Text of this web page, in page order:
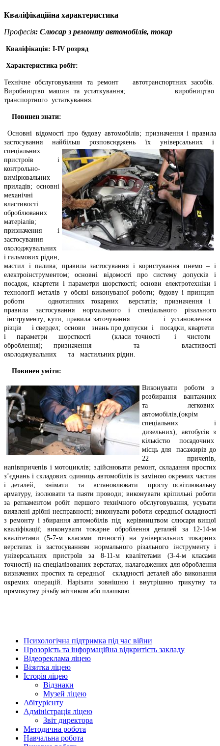
Кваліфікаційна характеристика
Професія: Слюсар з ремонту автомобілів, токар
Кваліфікація: І-ІV розряд
Характеристика робіт:
Технічне обслуговування та ремонт автотранспортних засобів.
Виробництво машин та устаткування; виробництво
транспортного устаткування.
Повинен знати:
Основні відомості про будову автомобілів; призначення і правила
застосування найбільш розповсюджень їхуніверсальних і
спеціальних
пристроїв і
контрольно-
вимірювальних
приладів; основні
механічні
властивості
оброблюваних
матеріалів;
призначення і
застосування
охолоджувальних
і гальмових рідин,
мастил і палива; правила застосування і користування пнемо – і
електроінструментом; основні відомості про систему допусків і
посадок, квартети і параметри шорсткості; основи електротехніки і
технології металів у обсязі виконуваної роботи; будову і принцип
роботи однотипних токарних верстатів; призначення і
правила застосування нормального і спеціального різального
інструменту; кути, правила заточування і установлення
різців і свердел; основи знань про допуски і посадки, квартети
і параметри шорсткості (класи точності і чистоти
оброблення); призначення та властивості
охолоджувальних та мастильних рідин.
Повинен уміти:
Виконувати роботи з
розбирання вантажних
та легкових
автомобілів,(окрім
спеціальних і
дизельних), автобусів з
кількістю посадочних
місць для пасажирів до
22 причепів,
напівпричепів і мотоциклів; здійснювати ремонт, складання простих
з’єднань і складових одиниць автомобілів із заміною окремих частин
і деталей; знімати та встановлювати просту освітлювальну
арматуру, ізолювати та паяти проводи; виконувати кріпильні роботи
за регламентом робіт першого технічного обслуговування, усувати
виявлені дрібні несправності; виконувати роботи середньої складності
з ремонту і збирання автомобілів під керівництвом слюсаря вищої
кваліфікації; виконувати токарне оброблення деталей за 12-14-м
квалітетами (5-7-м класами точності) на універсальних токарних
верстатах із застосуванням нормального різального інструменту і
універсальних пристроїв за 8-11-м квалітетами (3-4-м класами
точності) на спеціалізованих верстатах, налагоджених для оброблення
визначених простих та середньої складності деталей або виконання
окремих операцій. Нарізати зовнішню і внутрішню трикутну та
прямокутну різьбу мітчиком або плашкою.
Психологічна підтримка під час війни
Прозорість та інформаційна відкритість закладу
Відеореклама ліцею
Візитка ліцею
Історія ліцею
Відзнаки
Музей ліцею
Абітурієнту
Адміністрація ліцею
Звіт директора
Методична робота
Навчальна робота